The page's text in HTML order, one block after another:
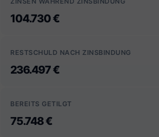
104.730 €
RESTSCHULD NACH ZINSBINDUNG
236.497 €
BEREITS GETILGT
75.748 €